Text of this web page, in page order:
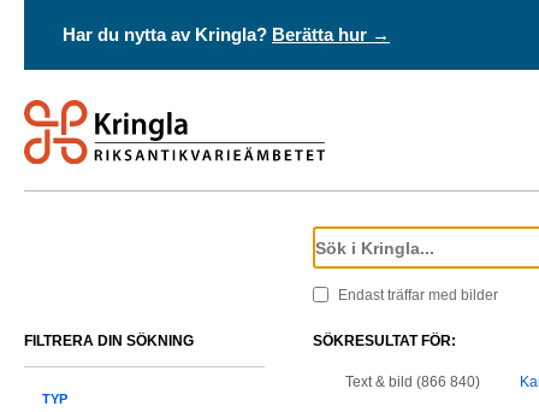
Har du nytta av Kringla? Berätta hur →
Endast träffar med bilder
SÖKRESULTAT FÖR:
Text & bild (866 840)
FILTRERA DIN SÖKNING
TYP